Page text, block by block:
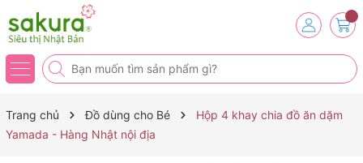
Trang chủ Đồ dùng cho Bé
Hộp 4 khay chia đồ ăn dặm
Yamada - Hàng Nhật nội địa